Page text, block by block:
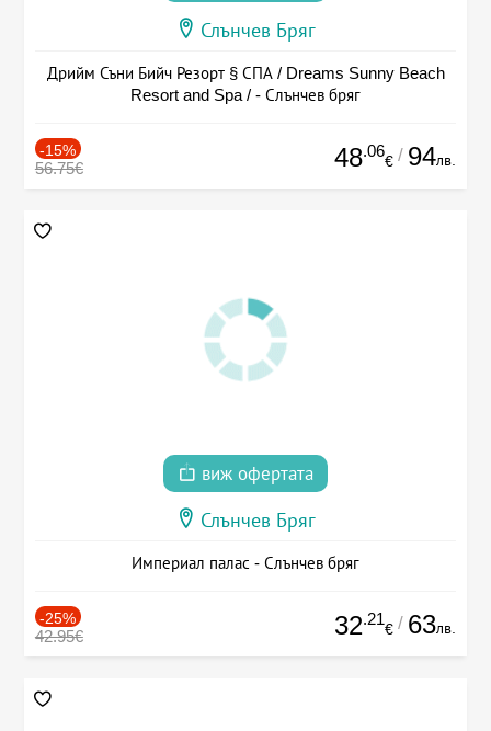
Слънчев Бряг
Дрийм Съни Бийч Резорт § СПА / Dreams Sunny Beach
Resort and Spa / - Слънчев бряг
-15%
56.75€ 48.06
€ / 94лв.
виж офертата
Слънчев Бряг
Империал палас - Слънчев бряг
-25%
42.95€ 32.21
€ / 63лв.